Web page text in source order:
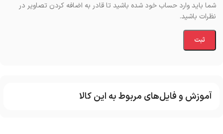
شما باید وارد حساب خود شده باشید تا قادر به اضافه کردن تصاویر در
نظرات باشید.
آموزش و فایل‌های مربوط به این کالا